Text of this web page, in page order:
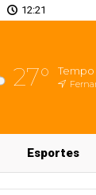
12:21
27°
Esportes